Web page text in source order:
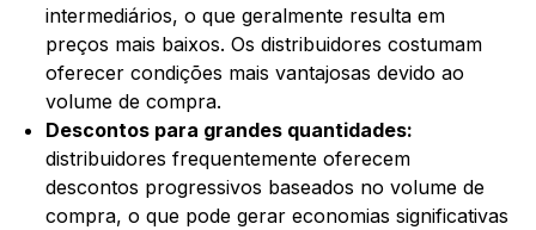
intermediários, o que geralmente resulta em
preços mais baixos. Os distribuidores costumam
oferecer condições mais vantajosas devido ao
volume de compra.
Descontos para grandes quantidades:
distribuidores frequentemente oferecem
descontos progressivos baseados no volume de
compra, o que pode gerar economias significativas